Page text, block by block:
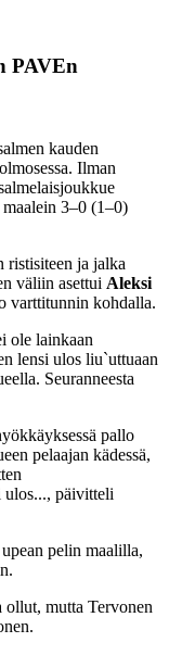
PAVEn
kauden
Ilman
3–0 (1–0)
ristisiteen ja jalka
väliin asettui Aleksi
varttitunnin kohdalla.
ole lainkaan
lensi ulos liu`uttuaan
Seuranneesta
pallo
pelaajan kädessä,
ulos..., päivitteli
pelin maalilla,
ollut, mutta Tervonen